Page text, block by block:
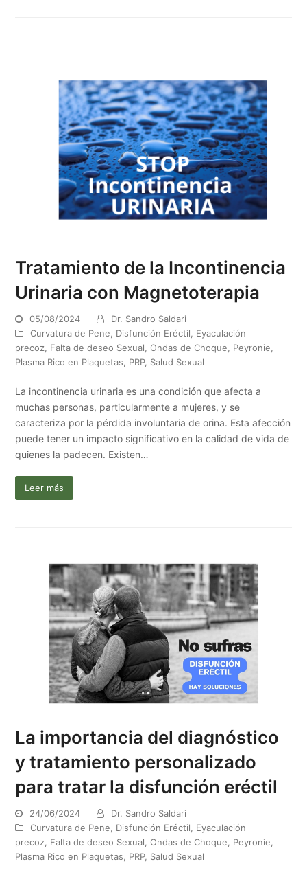
Tratamiento de la Incontinencia
Urinaria con Magnetoterapia
05/08/2024
Dr. Sandro Saldari
Curvatura de Pene, Disfunción Eréctil, Eyaculación
precoz, Falta de deseo Sexual,Ondas de Choque, Peyronie,
Plasma Rico en Plaquetas, PRP, Salud Sexual
La incontinencia urinaria es una condición que afecta a
muchas personas, particularmente a mujeres, y se
caracteriza por la pérdida involuntaria de orina. Esta afección
puede tener un impacto significativo en la calidad de vida de
quienes la padecen. Existen…
Leer más
La importancia del diagnóstico
y tratamiento personalizado
para tratar la disfunción eréctil
24/06/2024
Dr. Sandro Saldari
Curvatura de Pene
Disfunción Eréctil
Eyaculación
precoz
Falta de deseo Sexual ,Ondas de Choque Peyronie
Plasma Rico en Plaquetas
PRP, Salud Sexual